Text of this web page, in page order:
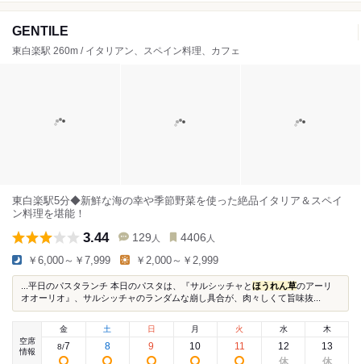
GENTILE
東白楽駅 260m / イタリアン、スペイン料理、カフェ
東白楽駅5分◆新鮮な海の幸や季節野菜を使った絶品イタリア＆スペイ
ン料理を堪能！
3.44 129 人 4406 人
￥6,000～￥7,999 ￥2,000～￥2,999
...平日のパスタランチ 本日のパスタは、『サルシッチャとほうれん草のアーリ
オオーリオ』、サルシッチャのランダムな崩し具合が、肉々しくて旨味抜...
空席
情報
金
8/7
土
8
日
9
月
10
火
11
水
12
木
13